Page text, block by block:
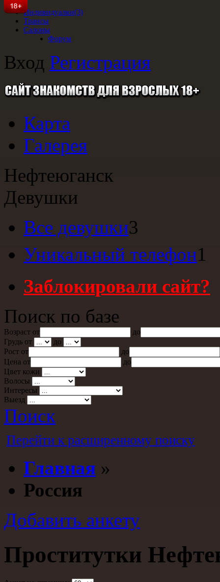
Индивидуалки(3)
Трансы
Салоны
Форум
Вход Регистрация
Карта
Галерея
Нефтеюганск
Девушки
Все девушки3
Уникальный телефон1
Заблокировали сайт?
Поиск по базе
Возраст от
до
Грудь от
до
Рост от
до
Цена от
до
Цвет кожи
Волосы
Интересы
Выезд
Поиск
Перейти к расширенному поиску
Главная »
Россия
Добавить анкету
Проститутки